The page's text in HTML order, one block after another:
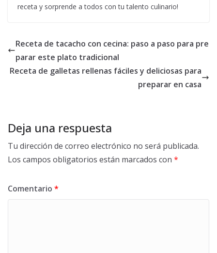
receta y sorprende a todos con tu talento culinario!
Receta de tacacho con cecina: paso a paso para pre
parar este plato tradicional
Receta de galletas rellenas fáciles y deliciosas para
preparar en casa
Deja una respuesta
Tu dirección de correo electrónico no será publicada.
Los campos obligatorios están marcados con *
Comentario *